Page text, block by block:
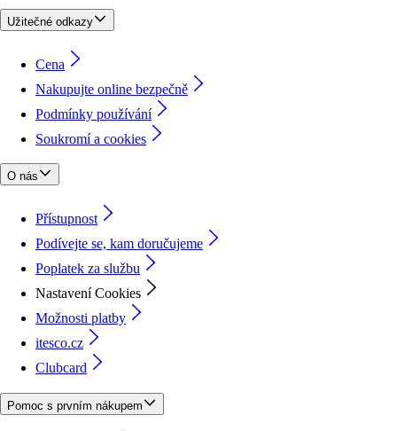
Užitečné odkazy
Cena
Nakupujte online bezpečně
Podmínky používání
Soukromí a cookies
O nás
Přístupnost
Podívejte se, kam doručujeme
Poplatek za službu
Nastavení Cookies
Možnosti platby
itesco.cz
Clubcard
Pomoc s prvním nákupem